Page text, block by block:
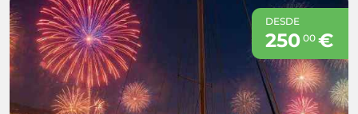
DESDE
250 00€